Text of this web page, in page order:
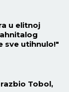
u elitnoj
sve utihnulo!"
razbio Tobol,